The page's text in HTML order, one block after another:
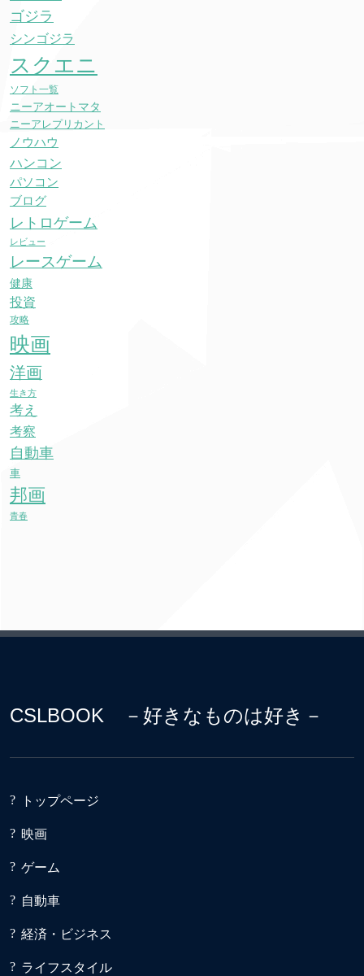
ゴジラ
シンゴジラ
スクエニ
ソフト一覧
ニーアオートマタ
ニーアレプリカント
ノウハウ
ハンコン
パソコン
ブログ
レトロゲーム
レビュー
レースゲーム
健康
投資
攻略
映画
洋画
生き方
考え
考察
自動車
車
邦画
青春
CSLBOOK －好きなものは好き－
トップページ
映画
ゲーム
自動車
経済・ビジネス
ライフスタイル